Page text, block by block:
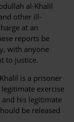
al-Khalil
other ill-
at an
reports be
with anyone
to justice.
is a prisoner
exercise
his legitimate
be released